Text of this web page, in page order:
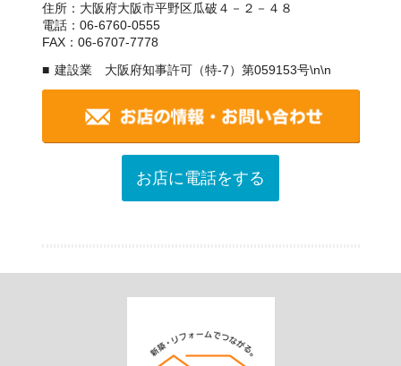
住所：大阪府大阪市平野区瓜破４－２－４８
電話：06-6760-0555
FAX：06-6707-7778
建設業 大阪府知事許可（特-7）第059153号\n\n
お店に電話をする